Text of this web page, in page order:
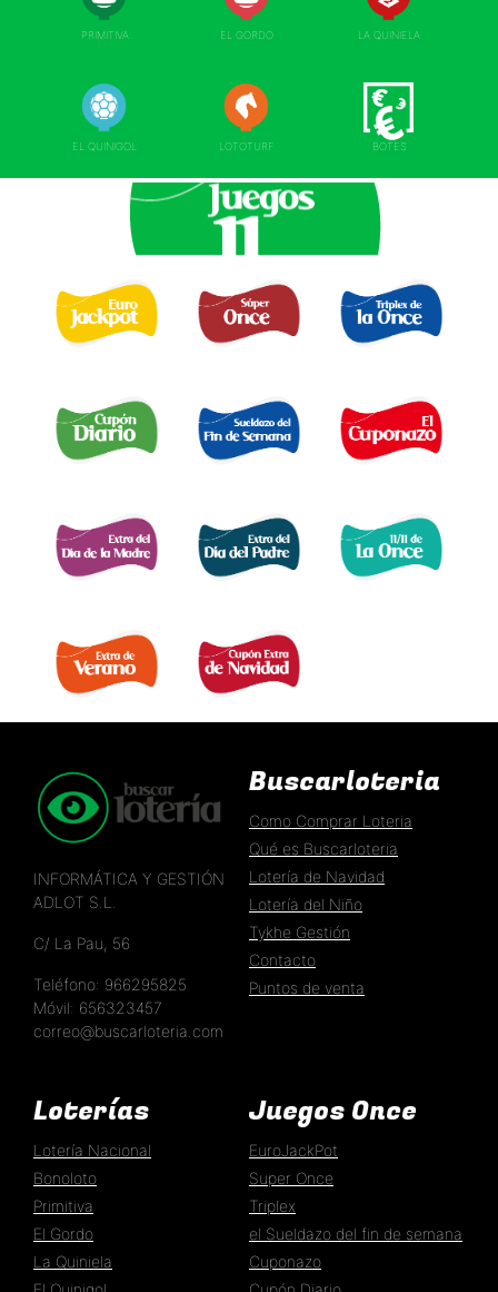
PRIMITIVA EL GORDO LA QUINIELA
EL QUINIGOL LOTOTURF BOTES
INFORMÁTICA Y GESTIÓN
ADLOT S.L.
C/ La Pau, 56
Teléfono: 966295825
Móvil: 656323457
correo@buscarloteria.com
Buscarloteria
Como Comprar Loteria
Qué es Buscarloteria
Lotería de Navidad
Lotería del Niño
Tykhe Gestión
Contacto
Puntos de venta
Loterías
Lotería Nacional
Bonoloto
Primitiva
El Gordo
La Quiniela
Juegos Once
EuroJackPot
Super Once
Triplex
el Sueldazo del fin de semana
Cuponazo